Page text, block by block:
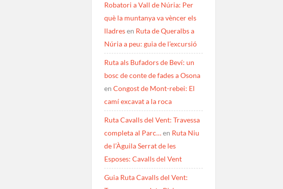
Robatori a Vall de Núria: Per
què la muntanya va vèncer els
lladresen Ruta de Queralbs a
Núria a peu: guia de l’excursió
Ruta als Bufadors de Beví: un
bosc de conte de fades a Osona
en Congost de Mont-rebei: El
camí excavat a la roca
Ruta Cavalls del Vent: Travessa
completa al Parc…en Ruta Niu
de l’Àguila Serrat de les
Esposes: Cavalls del Vent
Guia Ruta Cavalls del Vent: